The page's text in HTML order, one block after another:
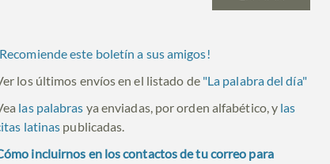
este boletín a sus amigos!
los últimos envíos en el listado de "La palabra del día"
las palabras ya enviadas, por orden alfabético, y las
latinas publicadas.
incluirnos en los contactos de tu correo para